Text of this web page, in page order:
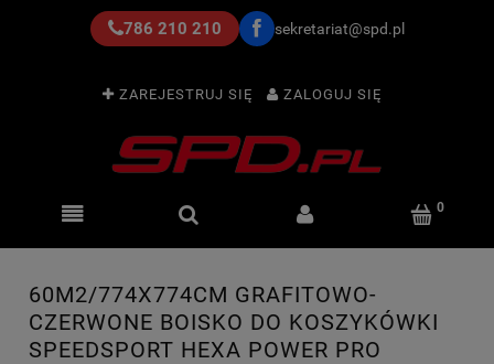
786 210 210 sekretariat@spd.pl
ZAREJESTRUJ SIĘ ZALOGUJ SIĘ
60M2/774X774CM GRAFITOWO-
CZERWONE BOISKO DO KOSZYKÓWKI
SPEEDSPORT HEXA POWER PRO